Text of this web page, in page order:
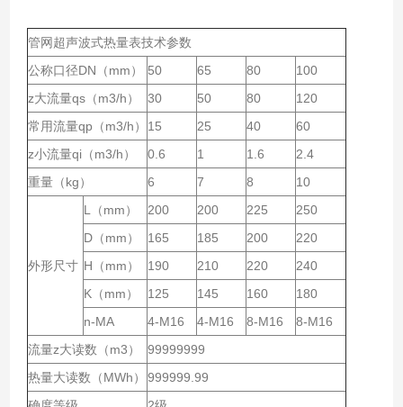
管网超声波式热量表技术参数
公称口径DN（mm）
50 65 80
100
z大流量qs（m3/h）
30 50 80
120
常用流量qp（m3/h）
15 25 40
60
z小流量qi（m3/h）
0.6 1 1.6
2.4
重量（kg）
6 7 8 10
外形尺寸
L（mm） 200 200 225
250
D（mm）
165 185 200
220
H（mm）
190 210 220
240
K（mm）
125 145 160
180
n-MA
4-M16 4-M16 8-M16
8-M16
流量z大读数（m3）
99999999
热量大读数（MWh）
999999.99